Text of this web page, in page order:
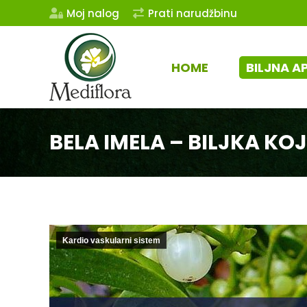
Moj nalog Prati narudžbinu
HOME BILJNA
BELA IMELA – BILJKA
Kardio vaskularni sistem